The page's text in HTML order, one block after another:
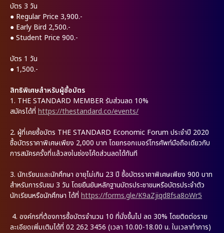
บัตร 3 วัน
● Regular Price 3,900.-
● Early Bird 2,500.-
●Student Price 900.-
บัตร 1 วัน
● 1,500.-
สิทธิพิเศษสำหรับผู้ซื้อบัตร
1. THE STANDARD MEMBER รับส่วนลด 10%
สมัครได้ที่ https://thestandard.co/events/
2. ผู้ที่เคยซื้อบัตร THE STANDARD Economic Forum ประจำปี 2020
ซื้อบัตรราคาพิเศษเพียง 2,000 บาท โดยกรอกเบอร์โทรศัพท์มือถือเดียวกับ
การสมัครครั้งที่แล้วลงในช่องโค้ดส่วนลดได้ทันที
3. นักเรียนและนักศึกษา อายุไม่เกิน 23 ปี ซื้อบัตรราคาพิเศษเพียง 900 บาท
สำหรับการรับชม 3 วัน โดยยืนยันหลักฐานบัตรประชาขนหรือบัตรประจำตัว
นักเรียนหรือนักศึกษา ได้ที่ https://forms.gle/K9aZjiqd8fsa8oWr5
4. องค์กรที่ต้องการซื้อบัตรจำนวน 10 ที่นั่งขึ้นไป ลด 30% โดยติดต่อราย
ละเอียดเพิ่มเติมได้ที่ 02 262 3456 (เวลา 10.00-18.00 น. ในเวลาทำการ)